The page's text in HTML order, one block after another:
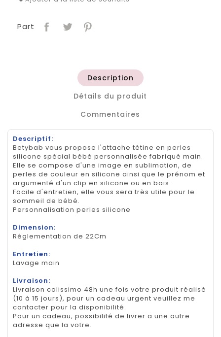
Part
Description
Détails du produit
Commentaires
Descriptif:
Betybab vous propose l'attache tétine en perles
silicone spécial bébé personnalisée fabriqué main.
Elle se compose d'une image en sublimation, de
perles de couleur en silicone ainsi que le prénom et
argumenté d'un clip en silicone ou en bois.
Facile d'entretien, elle vous sera très utile pour le
sommeil de bébé.
Personnalisation perles silicone
Dimension:
Réglementation de 22Cm
Entretien:
Lavage main
Livraison:
Livraison colissimo 48h une fois votre produit réalisé
(10 à 15 jours), pour un cadeau urgent veuillez me
contacter pour la disponibilité.
Pour un cadeau, possibilité de livrer a une autre
adresse que la votre.